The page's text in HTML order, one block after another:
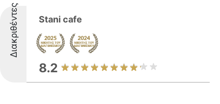
Διακριθέντες Stani cafe
8.2